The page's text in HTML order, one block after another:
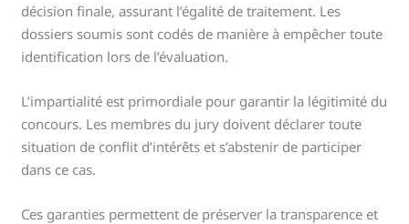
décision finale, assurant l’égalité de traitement. Les
dossiers soumis sont codés de manière à empêcher toute
identification lors de l’évaluation.
L’impartialité est primordiale pour garantir la légitimité du
concours. Les membres du jury doivent déclarer toute
situation de conflit d’intérêts et s’abstenir de participer
dans ce cas.
Ces garanties permettent de préserver la transparence et